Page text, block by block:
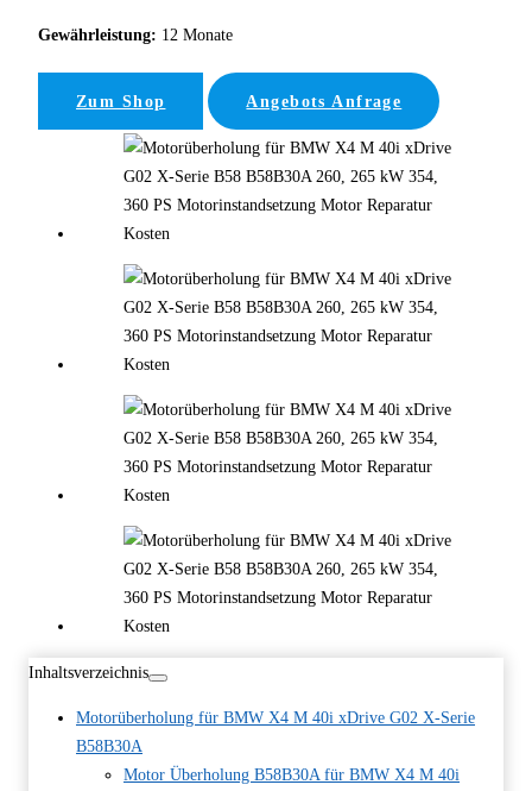
Gewährleistung: 12 Monate
Zum Shop Angebots Anfrage
Inhaltsverzeichnis
Motorüberholung für BMW X4 M 40i xDrive G02 X-Serie
B58B30A
Motor Überholung B58B30A für BMW X4 M 40i